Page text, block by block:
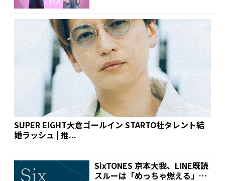
SUPER EIGHT大倉ゴールイン STARTO社タレント結
婚ラッシュ | 推...
SixTONES 京本大我、LINE既読
スルーは「めっちゃ燃える」